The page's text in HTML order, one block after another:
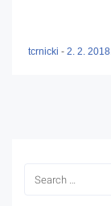
tcrnicki - 2. 2.